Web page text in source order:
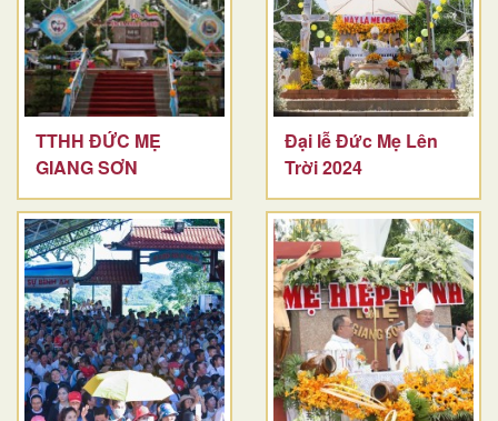
TTHH ĐỨC MẸ
GIANG SƠN
Đại lễ Đức Mẹ Lên
Trời 2024